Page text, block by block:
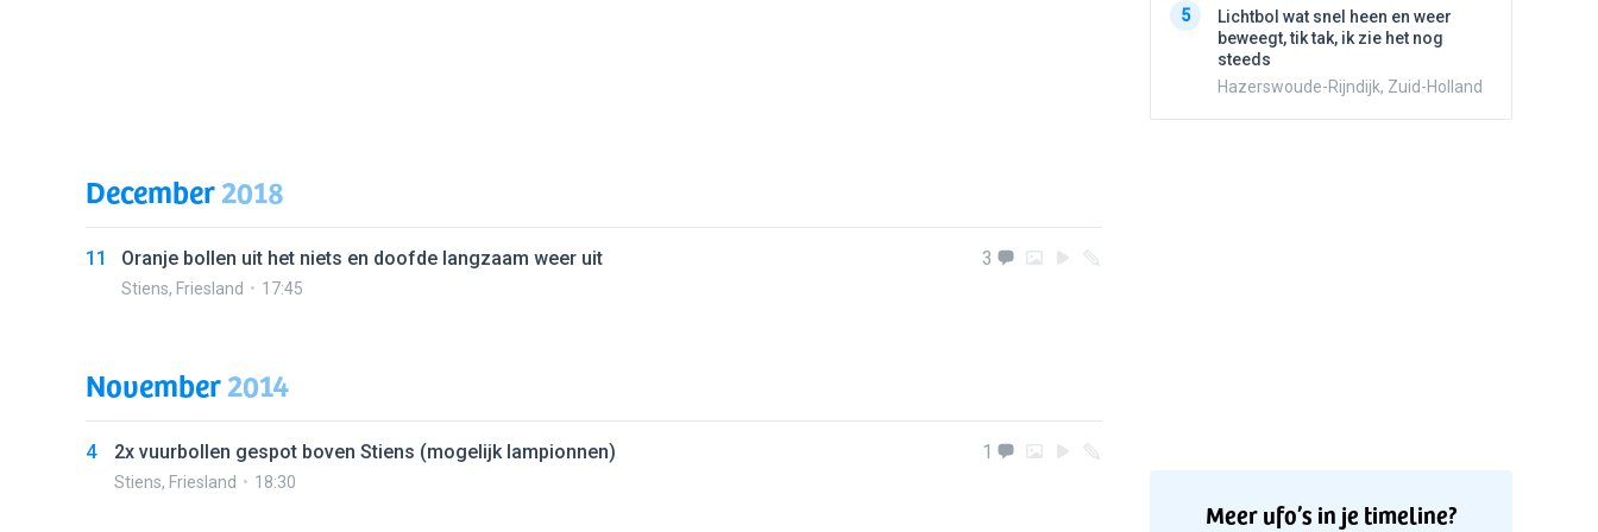
December2018
11 Oranje bollen uit het niets en doofde langzaam weer uit
Stiens, Friesland 17:45
3
November2014
4 2x vuurbollen gespot boven Stiens (mogelijk lampionnen)
Stiens, Friesland 18:30
1
5
Lichtbol wat snel heen en weer
beweegt, tik tak, ik zie het nog
steeds
Hazerswoude-Rijndijk, Zuid-Holland
Meer ufo’s in je timeline?